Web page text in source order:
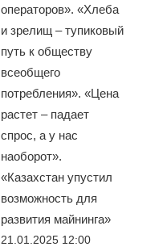
операторов». «Хлеба
и зрелищ – тупиковый
путь к обществу
всеобщего
потребления». «Цена
растет – падает
спрос, а у нас
наоборот».
«Казахстан упустил
возможность для
развития майнинга»
21.01.2025 12:00